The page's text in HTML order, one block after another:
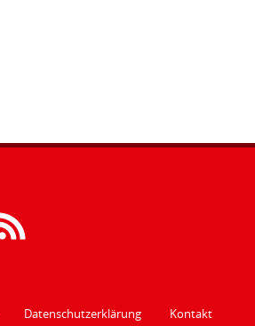
Datenschutzerklärung Kontakt